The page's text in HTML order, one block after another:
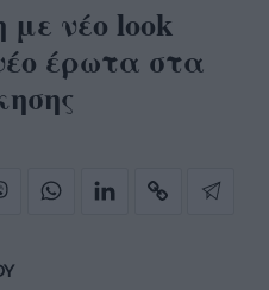
νέο look
έρωτα στα